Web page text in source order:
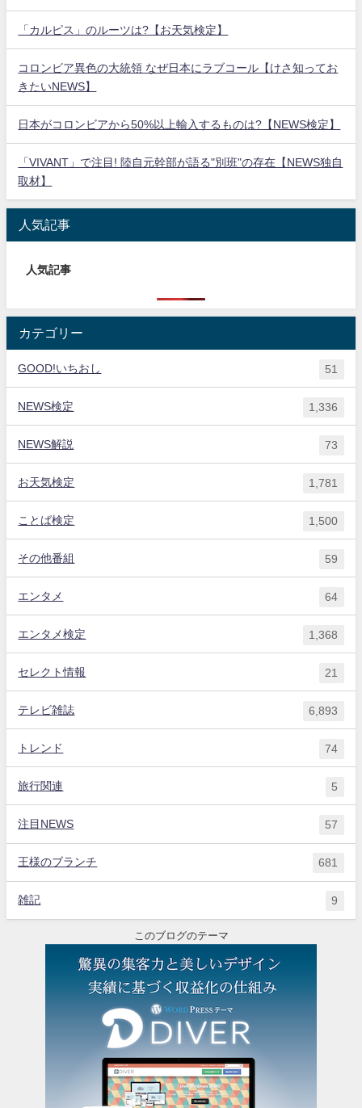
「カルピス」のルーツは?【お天気検定】
コロンビア異色の大統領 なぜ日本にラブコール【けさ知ってお
きたいNEWS】
日本がコロンビアから50%以上輸入するものは?【NEWS検定】
「VIVANT」で注目! 陸自元幹部が語る"別班"の存在【NEWS独自
取材】
人気記事
人気記事
カテゴリー
GOOD!いちおし 51
NEWS検定 1,336
NEWS解説 73
お天気検定 1,781
ことば検定 1,500
その他番組 59
エンタメ 64
エンタメ検定 1,368
セレクト情報 21
テレビ雑誌 6,893
トレンド 74
旅行関連 5
注目NEWS 57
王様のブランチ 681
雑記 9
このブログのテーマ